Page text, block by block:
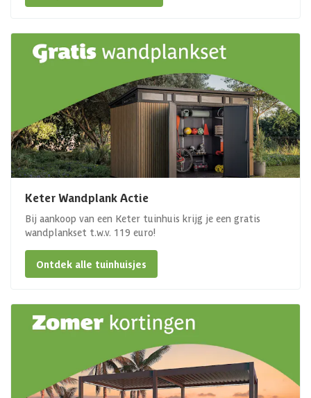
Keter Wandplank Actie
Bij aankoop van een Keter tuinhuis krijg je een gratis
wandplankset t.w.v. 119 euro!
Ontdek alle tuinhuisjes